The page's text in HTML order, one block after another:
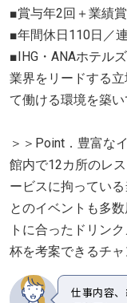
■賞与年2回＋業績
■年間休日110日／
■IHG・ANAホテル
業界をリードする
て働ける環境を築い
＞＞Point．豊富な
館内で12カ所のレ
ービスに拘ってい
とのイベントも多
トに合ったドリン
杯を考案できるチャ
仕事内容、